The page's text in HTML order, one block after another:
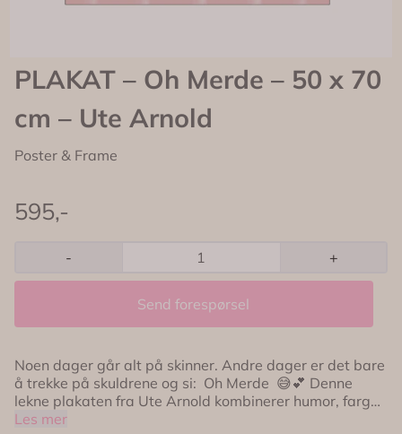
PLAKAT – Oh Merde – 50 x 70
cm – Ute Arnold
Poster & Frame
595,-
- +
Send forespørsel
Noen dager går alt på skinner. Andre dager er det bare
å trekke på skuldrene og si: Oh Merde 😅💕 Denne
lekne plakaten fra Ute Arnold kombinerer humor, farger
og et moderne uttrykk på den mest sjarmerende måten.
Les mer